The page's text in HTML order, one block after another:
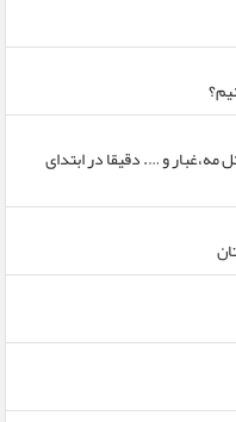
مه،غبار و …. دقیقا در ابتدای